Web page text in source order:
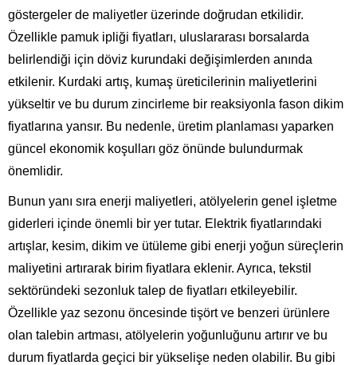
göstergeler de maliyetler üzerinde doğrudan etkilidir.
Özellikle pamuk ipliği fiyatları, uluslararası borsalarda
belirlendiği için döviz kurundaki değişimlerden anında
etkilenir. Kurdaki artış, kumaş üreticilerinin maliyetlerini
yükseltir ve bu durum zincirleme bir reaksiyonla fason dikim
fiyatlarına yansır. Bu nedenle, üretim planlaması yaparken
güncel ekonomik koşulları göz önünde bulundurmak
önemlidir.
Bunun yanı sıra enerji maliyetleri, atölyelerin genel işletme
giderleri içinde önemli bir yer tutar. Elektrik fiyatlarındaki
artışlar, kesim, dikim ve ütüleme gibi enerji yoğun süreçlerin
maliyetini artırarak birim fiyatlara eklenir. Ayrıca, tekstil
sektöründeki sezonluk talep de fiyatları etkileyebilir.
Özellikle yaz sezonu öncesinde tişört ve benzeri ürünlere
olan talebin artması, atölyelerin yoğunluğunu artırır ve bu
durum fiyatlarda geçici bir yükselişe neden olabilir. Bu gibi